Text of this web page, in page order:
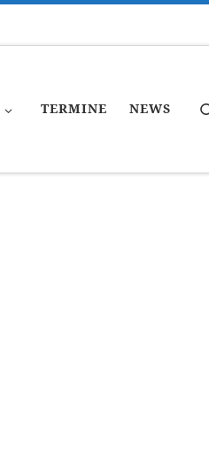
TERMINE NEWS